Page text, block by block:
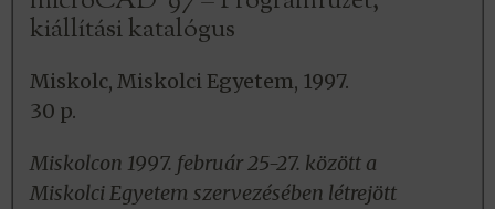
kiállítási katalógus
Miskolc, Miskolci Egyetem, 1997.
30 p.
Miskolcon 1997. február 25-27. között a
Miskolci Egyetem szervezésében létrejött